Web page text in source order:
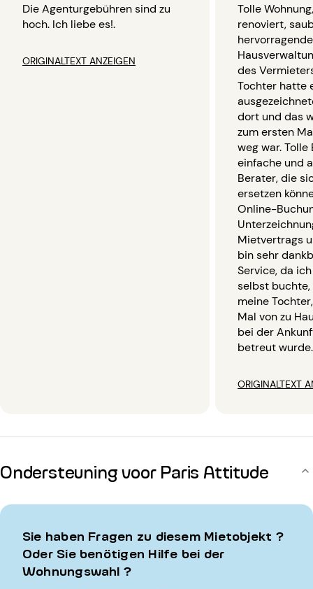
Die Agenturgebühren sind zu
hoch. Ich liebe es!.
ORIGINALTEXT ANZEIGEN
Tolle
renoviert,
des
Tochter hatte
dort und das
zum ersten
weg war. Tolle
einfache und
Berater, die
ersetzen
Online-
Mietvertrags
bin sehr
Service, da
selbst
meine
Mal von zu
bei der
betreut wurde.
ORIGINALTEXT
Ondersteuning voor Paris Attitude
Sie haben Fragen zu diesem Mietobjekt ?
Oder Sie benötigen Hilfe bei der
Wohnungswahl ?